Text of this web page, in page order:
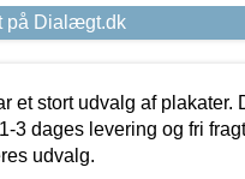
på Dialægt.dk
et stort udvalg af plakater.
3 dages levering og fri
udvalg.